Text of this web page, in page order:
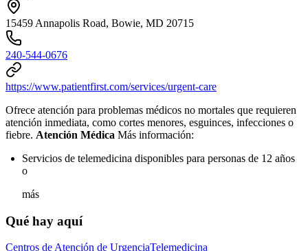
15459 Annapolis Road, Bowie, MD 20715
240-544-0676
https://www.patientfirst.com/services/urgent-care
Ofrece atención para problemas médicos no mortales que requieren
atención inmediata, como cortes menores, esguinces, infecciones o
fiebre. Atención Médica Más información:
Servicios de telemedicina disponibles para personas de 12 años
o
más
Qué hay aquí
Centros de Atención de UrgenciaTelemedicina